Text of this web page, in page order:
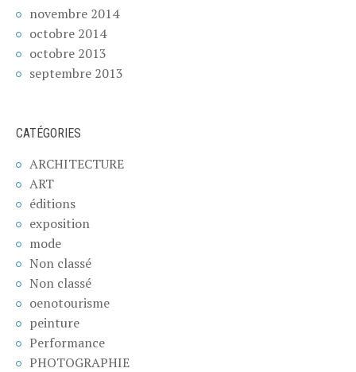
novembre 2014
octobre 2014
octobre 2013
septembre 2013
CATÉGORIES
ARCHITECTURE
ART
éditions
exposition
mode
Non classé
Non classé
oenotourisme
peinture
Performance
PHOTOGRAPHIE